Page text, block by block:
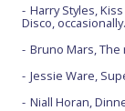
Harry Styles,
Disco, occasionally.
Bruno Mars, The
Jessie Ware,
Niall Horan,